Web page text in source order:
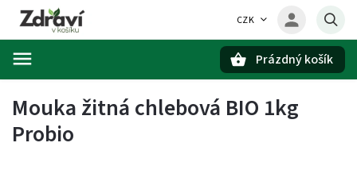
CZK
Prázdný košík
Mouka žitná chlebová BIO 1kg
Probio